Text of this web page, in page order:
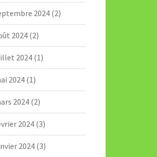
2024(2)
2024(2)
2024(1)
2024(1)
2024(2)
2024(3)
2024(3)